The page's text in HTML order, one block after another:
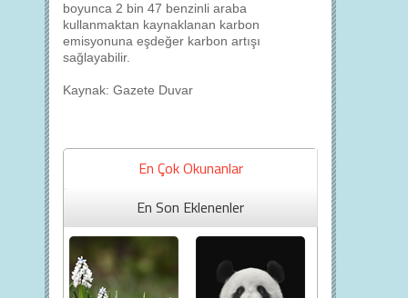
boyunca 2 bin 47 benzinli araba
kullanmaktan kaynaklanan karbon
emisyonuna eşdeğer karbon artışı
sağlayabilir.
Kaynak: Gazete Duvar
En Çok Okunanlar
En Son Eklenenler